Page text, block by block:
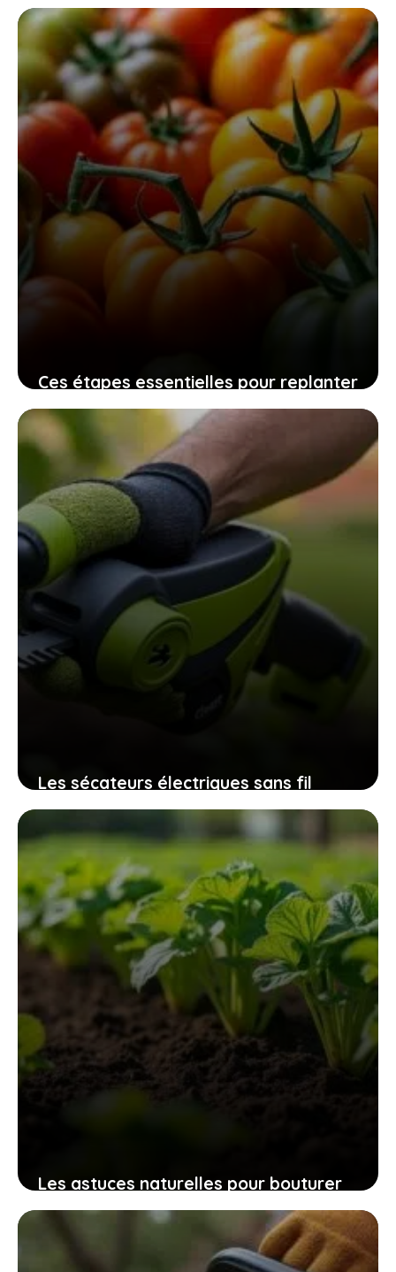
swansoft pru28 pour un jardinage
efficace, sûr et sans fatigue
10 novembre 2025
Ces étapes essentielles pour replanter
vos graines de tomates maison
assurent une récolte pleine de saveurs
10 novembre 2025
Les sécateurs électriques sans fil
32mm qui révolutionnent l’entretien
des espaces verts sans fatigue
excessive
9 novembre 2025
Les astuces naturelles pour bouturer
les patates douces et cultiver
facilement chez soi des plants
robustes